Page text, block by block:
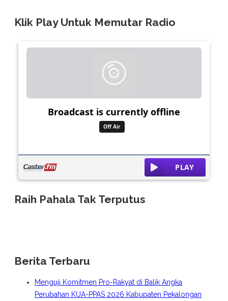
Klik Play Untuk Memutar Radio
Raih Pahala Tak Terputus
Berita Terbaru
Menguji Komitmen Pro-Rakyat di Balik Angka
Perubahan KUA-PPAS 2026 Kabupaten Pekalongan